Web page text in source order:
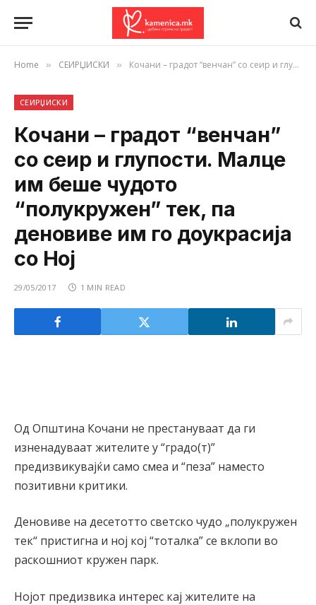
Home » СЕИРЏИСКИ » Кочани – градот “венчан” со сеир и глупости. Малце им беше чудото “полукружен” тек, па деновиве им го доукрасија со Ној
СЕИРЏИСКИ
Кочани – градот “венчан”
со сеир и глупости. Малце
им беше чудото
“полукружен” тек, па
деновиве им го доукрасија
со Ној
29/05/2017 1 MIN READ
Од Општина Кочани не престануваат да ги
изненадуваат жителите у “градо(т)”
предизвикувајќи само смеа и “пеза” наместо
позитивни критики.
Деновиве на десетотто светско чудо „полукружен
тек“ пристигна и ној кој “тоталка” се вклопи во
раскошниот кружен парк.
Нојот предизвика интерес кај жителите на